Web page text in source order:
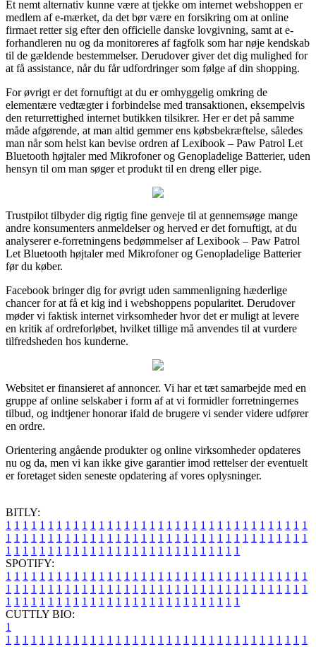
Et nemt alternativ kunne være at tjekke om internet webshoppen er
medlem af e-mærket, da det bør være en forsikring om at online
firmaet retter sig efter den officielle danske lovgivning, samt at e-
forhandleren nu og da monitoreres af fagfolk som har nøje kendskab
til de gældende bestemmelser. Derudover giver det dig mulighed for
at få assistance, når du får udfordringer som følge af din shopping.
For øvrigt er det fornuftigt at du er omhyggelig omkring de
elementære vedtægter i forbindelse med transaktionen, eksempelvis
den returrettighed internet butikken tilsikrer. Her er det på samme
måde afgørende, at man altid gemmer ens købsbekræftelse, således
man når som helst kan bevise ordren af Lexibook – Paw Patrol Let
Bluetooth højtaler med Mikrofoner og Genopladelige Batterier, uden
hensyn til om man søger et produkt til en dreng eller pige.
Trustpilot tilbyder dig rigtig fine genveje til at gennemsøge mange
andre konsumenters anmeldelser og herved er det fornuftigt, at du
analyserer e-forretningens bedømmelser af Lexibook – Paw Patrol
Let Bluetooth højtaler med Mikrofoner og Genopladelige Batterier
før du køber.
Facebook bringer dig for øvrigt uden sammenligning hæderlige
chancer for at få et kig ind i webshoppens popularitet. Derudover
møder vi faktisk internet virksomheder hvor det er muligt at levere
en kritik af ordreforløbet, hvilket tillige må anvendes til at vurdere
tilfredsheden hos kunderne.
Websitet er finansieret af annoncer. Vi har et tæt samarbejde med en
gruppe af online selskaber i form af at vi formidler forretningernes
tilbud, og indtjener honorar ifald de brugere vi sender videre udfører
en ordre.
Orientering angående produkter og online virksomheder opdateres
nu og da, men vi kan ikke give garantier imod rettelser der eventuelt
er foretaget siden seneste opdatering af vores oplysninger.
BITLY:
1 1 1 1 1 1 1 1 1 1 1 1 1 1 1 1 1 1 1 1 1 1 1 1 1 1 1 1 1 1 1 1 1 1 1 1
1 1 1 1 1 1 1 1 1 1 1 1 1 1 1 1 1 1 1 1 1 1 1 1 1 1 1 1 1 1 1 1 1 1 1 1
1 1 1 1 1 1 1 1 1 1 1 1 1 1 1 1 1 1 1 1 1 1 1 1 1 1 1 1
SPOTIFY:
1 1 1 1 1 1 1 1 1 1 1 1 1 1 1 1 1 1 1 1 1 1 1 1 1 1 1 1 1 1 1 1 1 1 1 1
1 1 1 1 1 1 1 1 1 1 1 1 1 1 1 1 1 1 1 1 1 1 1 1 1 1 1 1 1 1 1 1 1 1 1 1
1 1 1 1 1 1 1 1 1 1 1 1 1 1 1 1 1 1 1 1 1 1 1 1 1 1 1 1
CUTTLY BIO:
1
1 1 1 1 1 1 1 1 1 1 1 1 1 1 1 1 1 1 1 1 1 1 1 1 1 1 1 1 1 1 1 1 1 1 1 1